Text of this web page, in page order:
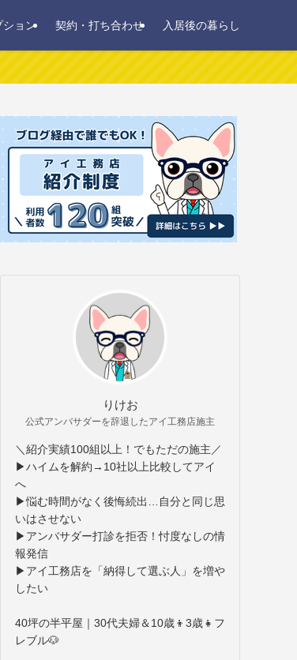
ション 契約・打ち合わせ 入居後の暮らし
りけお
公式アンバサダーを辞退したアイ工務店施主
＼紹介実績100組以上！でもただの施主／
▶ハイムを解約→10社以上比較してアイ
へ
▶悩む時間がなく後悔続出…自分と同じ思
いはさせない
▶アンバサダー打診を拒否！忖度なしの情
報発信
▶アイ工務店を「納得して選ぶ人」を増や
したい
40坪の半平屋｜30代夫婦＆10歳👦3歳👧フ
レブル🐶